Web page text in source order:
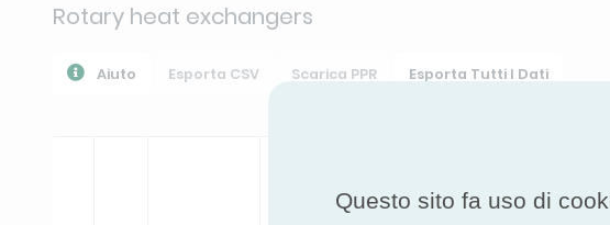
Rotary heat exchangers
Aiuto Esporta CSV Scarica PPR
Esporta Tutti I Dati
Questo sito fa uso di